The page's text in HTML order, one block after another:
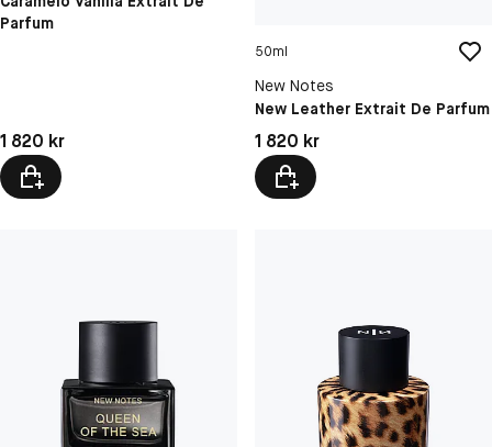
Parfum
Pris: 1 820 kr
1 820 kr
50ml
New Notes
New Leather Extrait De Parfum
Pris: 1 820 kr
1 820 kr